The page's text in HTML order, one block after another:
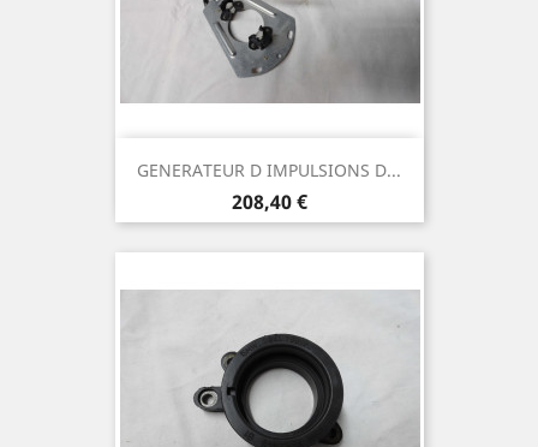
GENERATEUR D IMPULSIONS D...
Prix
208,40 €